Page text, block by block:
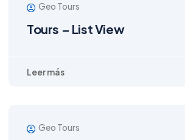
Geo Tours
Tours – List View
Leer más
Geo Tours